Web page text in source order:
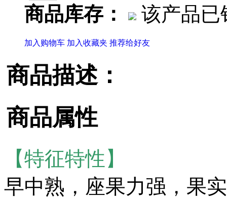
商品库存： 该产品已
加入购物车 加入收藏夹 推荐给好友
商品描述：
商品属性
【特征特性】
早中熟，座果力强，果